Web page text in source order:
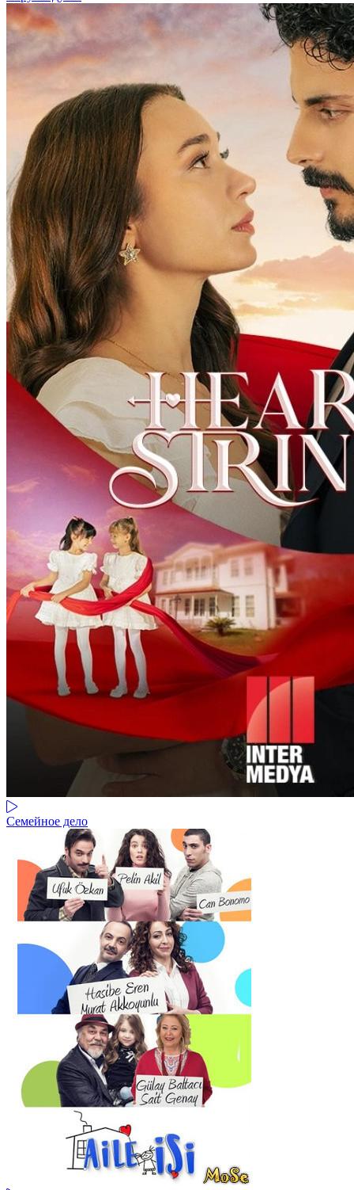
Семейное дело